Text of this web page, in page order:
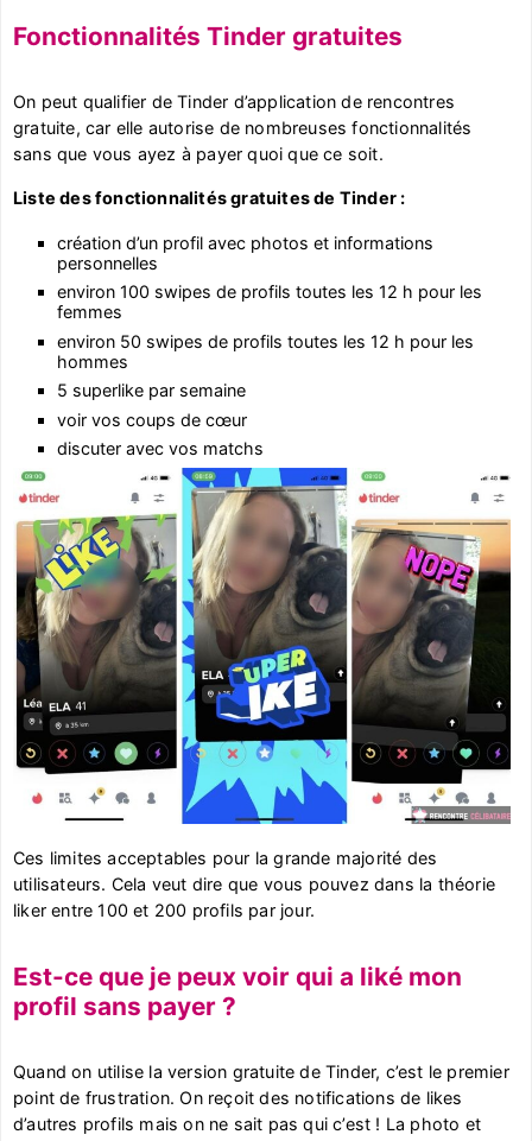
Fonctionnalités Tinder gratuites
On peut qualifier de Tinder d’application de rencontres
gratuite, car elle autorise de nombreuses fonctionnalités
sans que vous ayez à payer quoi que ce soit.
Liste des fonctionnalités gratuites de Tinder :
création d’un profil avec photos et informations
personnelles
environ 100 swipes de profils toutes les 12 h pour les
femmes
environ 50 swipes de profils toutes les 12 h pour les
hommes
5 superlike par semaine
voir vos coups de cœur
discuter avec vos matchs
Ces limites acceptables pour la grande majorité des
utilisateurs. Cela veut dire que vous pouvez dans la théorie
liker entre 100 et 200 profils par jour.
Est-ce que je peux voir qui a liké mon
profil sans payer ?
Quand on utilise la version gratuite de Tinder, c’est le premier
point de frustration. On reçoit des notifications de likes
d’autres profils mais on ne sait pas qui c’est ! La photo et